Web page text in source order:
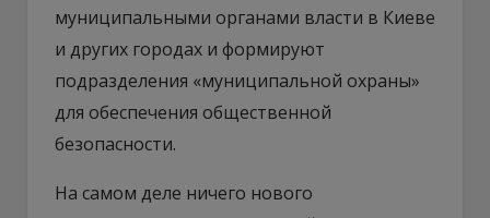
муниципальными органами власти в Киеве
и других городах и формируют
подразделения «муниципальной охраны»
для обеспечения общественной
безопасности.
На самом деле ничего нового